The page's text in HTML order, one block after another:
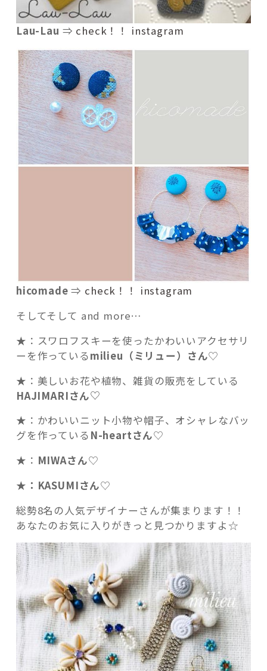
Lau-Lau ⇒ check！！ instagram
hicomade ⇒ check！！ instagram
そしてそして and more…
★：スワロフスキーを使ったかわいいアクセサリ
ーを作っているmilieu（ミリュー）さん♡
★：美しいお花や植物、雑貨の販売をしている
HAJIMARIさん♡
★：かわいいニット小物や帽子、オシャレなバッ
グを作っている N-heartさん♡
★： MIWAさん♡
★：KASUMIさん♡
総勢8名の人気デザイナーさんが集まります！！
あなたのお気に入りがきっと見つかりますよ☆